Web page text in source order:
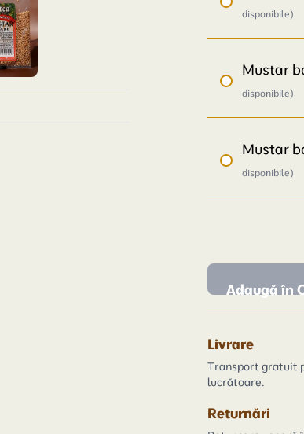
disponibile)
Mustar
disponibile)
Mustar
disponibile)
Adaugă în
Livrare
Transport gratuit
lucrătoare.
Returnări